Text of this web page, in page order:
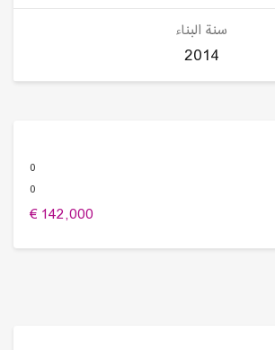
سنة البناء
2014
0
0
142,000 €